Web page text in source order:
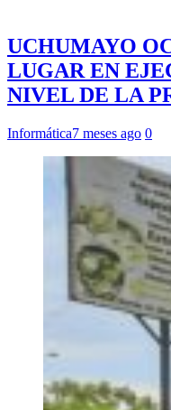
UCHUMAYO
LUGAR EN
NIVEL DE LA
Informática7 meses ago 0